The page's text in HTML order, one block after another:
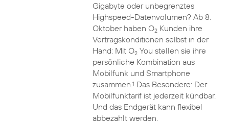
Gigabyte oder unbegrenztes
Highspeed-Datenvolumen? Ab 8.
Oktober haben O2Kunden ihre
Vertragskonditionen selbst in der
Hand: Mit O2You stellen sie ihre
persönliche Kombination aus
Mobilfunk und Smartphone
zusammen.1 Das Besondere: Der
Mobilfunktarif ist jederzeit kündbar.
Und das Endgerät kann flexibel
abbezahlt werden.